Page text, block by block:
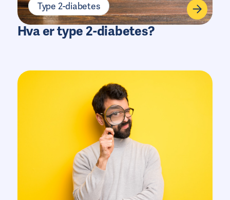
Type 2-diabetes
Hva er type 2-diabetes?